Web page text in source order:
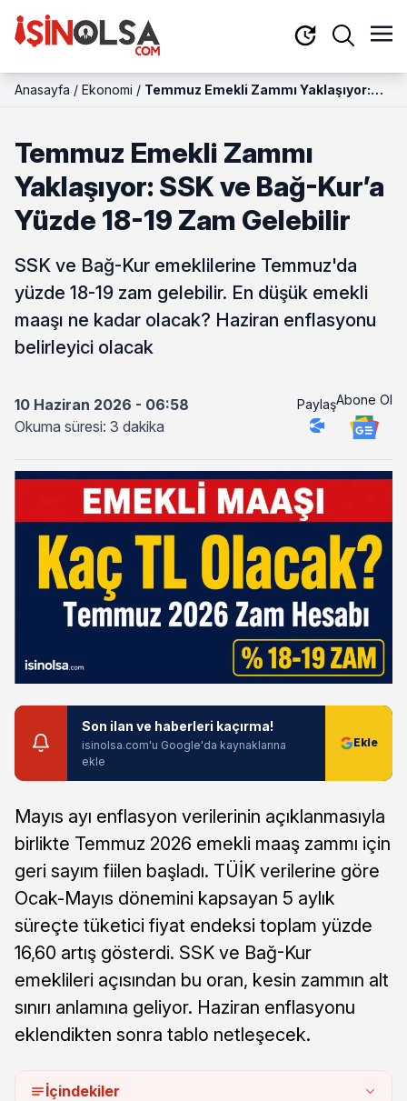
Anasayfa / Ekonomi / Temmuz Emekli Zammı Yaklaşıyor:
Temmuz Emekli Zammı
Yaklaşıyor: SSK ve Bağ-Kur’a
Yüzde 18-19 Zam Gelebilir
SSK ve Bağ-Kur emeklilerine Temmuz'da
yüzde 18-19 zam gelebilir. En düşük emekli
maaşı ne kadar olacak? Haziran enflasyonu
belirleyici olacak
10 Haziran 2026 - 06:58
Okuma süresi: 3 dakika
PaylaşAbone Ol
Son ilan ve haberleri kaçırma!
isinolsa.com'u Google'da kaynaklarına
ekle
Mayıs ayı enflasyon verilerinin açıklanmasıyla
birlikte Temmuz 2026 emekli maaş zammı için
geri sayım fiilen başladı. TÜİK verilerine göre
Ocak-Mayıs dönemini kapsayan 5 aylık
süreçte tüketici fiyat endeksi toplam yüzde
16,60 artış gösterdi. SSK ve Bağ-Kur
emeklileri açısından bu oran, kesin zammın alt
sınırı anlamına geliyor. Haziran enflasyonu
eklendikten sonra tablo netleşecek.
İçindekiler